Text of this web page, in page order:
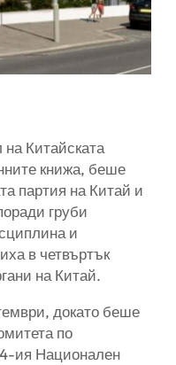
Китайската
книжа, беше
партия на Китай и
груби
и
в четвъртък
на Китай.
докато беше
по
ия Национален